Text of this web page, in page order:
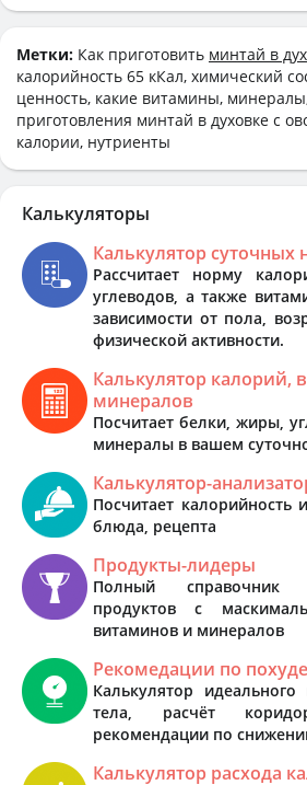
Метки: Как приготовить минтай в
калорийность 65 кКал, химический
ценность, какие витамины,
приготовления минтай в духовке с
калории, нутриенты
Калькуляторы
Калькулятор суточных
Рассчитает норму
углеводов, а также
зависимости от пола,
физической активности.
Калькулятор калорий,
минералов
Посчитает белки, жиры,
минералы в вашем
Калькулятор-
Посчитает калорийность
блюда, рецепта
Продукты-лидеры
Полный справочник
продуктов с
витаминов и минералов
Рекомедации по
Калькулятор
тела, расчёт
рекомендации по
Калькулятор расхода